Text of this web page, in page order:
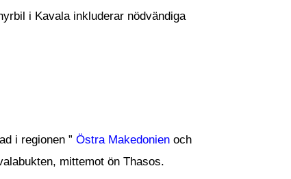
i Kavala inkluderar nödvändiga
i regionen ” Östra Makedonien och
mittemot ön Thasos.